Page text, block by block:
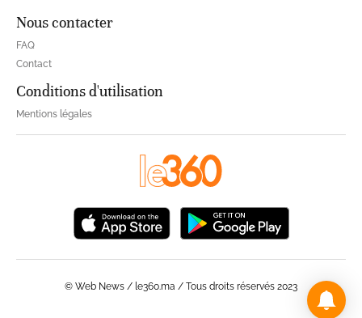
Nous contacter
FAQ
Contact
Conditions d'utilisation
Mentions légales
© Web News / le360.ma / Tous droits réservés 2023